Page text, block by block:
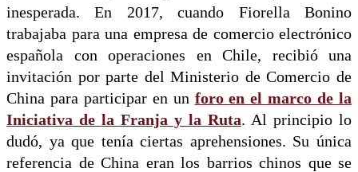
inesperada. En 2017, cuando Fiorella Bonino
trabajaba para una empresa de comercio electrónico
española con operaciones en Chile, recibió una
invitación por parte del Ministerio de Comercio de
China para participar en un foro en el marco de la
Iniciativa de la Franja y la Ruta. Al principio lo
dudó, ya que tenía ciertas aprehensiones. Su única
referencia de China eran los barrios chinos que se